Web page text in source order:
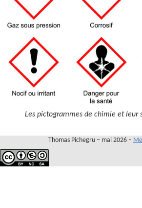
Les pictogrammes de chimie et leur
Thomas Pichegru – mai 2026 –